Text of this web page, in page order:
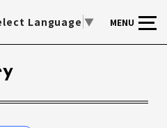
Language ▼ MENU